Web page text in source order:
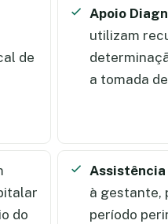
de
Apoio
utilizam
a tomada
do
à gestante,
período